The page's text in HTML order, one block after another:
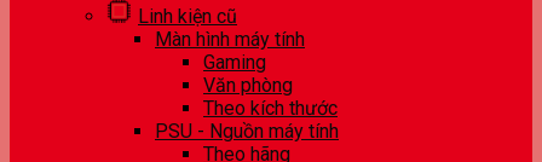
Linh kiện cũ
Màn hình máy tính
Gaming
Văn phòng
Theo kích thước
PSU - Nguồn máy tính
Theo hãng